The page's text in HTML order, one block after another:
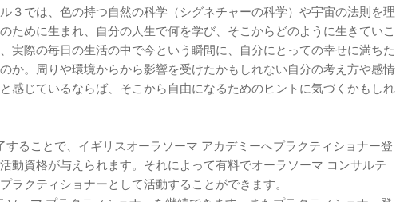
３では、色の持つ自然の科学（シグネチャーの科学）や宇宙の法則を理
ために生まれ、自分の人生で何を学び、そこからどのように生きていこ
実際の毎日の生活の中で今という瞬間に、自分にとっての幸せに満ちた
か。周りや環境からから影響を受けたかもしれない自分の考え方や感情
感じているならば、そこから自由になるためのヒントに気づくかもしれ
ることで、イギリスオーラソーマ アカデミーへプラクティショナー登
動資格が与えられます。それによって有料でオーラソーマ コンサルテ
ラクティショナーとして活動することができます。